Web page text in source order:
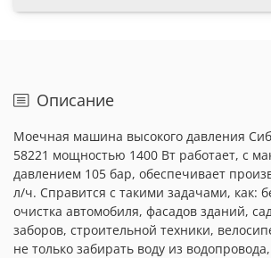
Описание
Моечная машина высокого давления
58221 мощностью 1400 Вт работает, с
давлением 105 бар, обеспечивает
л/ч. Справится с такими задачами, как:
очистка автомобиля, фасадов зданий,
заборов, строительной техники,
не только забирать воду из